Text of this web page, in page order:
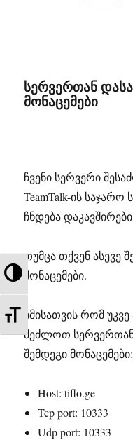
TOGGLE HIGH
TOGGLE
სერვერთან
მონაცემები
ჩვენი სერვერი
TeamTalk-ის
ჩნდება
თუმცა თქვენ ასევე
მონაცემები.
იმისათვის რომ
შეძლოთ სერვერთან
შემდეგი მონაცემები:
Host: tiflo.ge
Tcp port: 10333
Udp port: 10333